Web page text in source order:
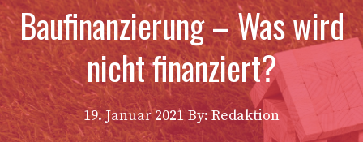
Baufinanzierung – Was wird
nicht finanziert?
19. Januar 2021 By: Redaktion